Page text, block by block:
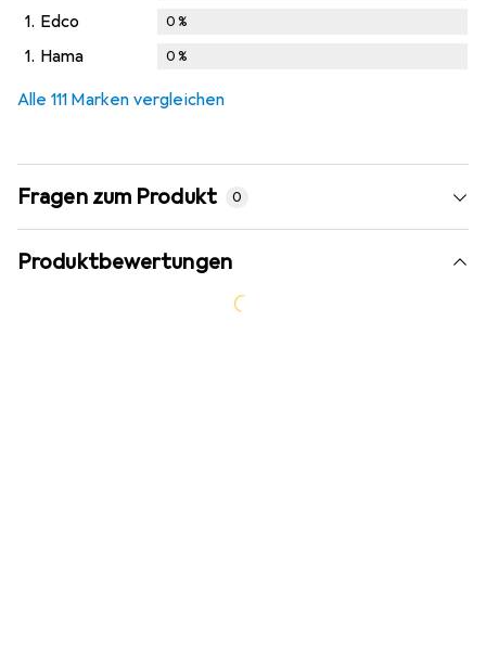
1. Edco 0%
1. Hama 0%
Alle 111 Marken vergleichen
Fragen zum Produkt 0
Produktbewertungen